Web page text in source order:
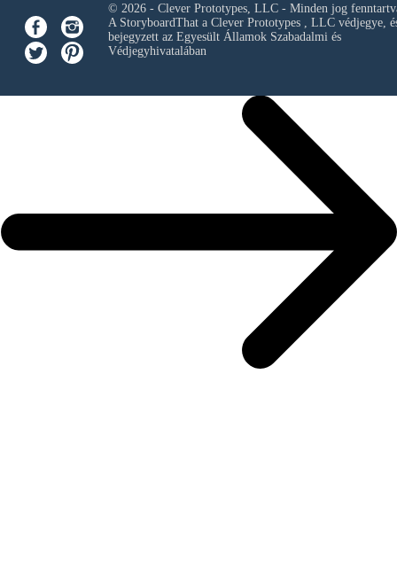
© 2026 - Clever Prototypes, LLC - Minden jog
A StoryboardThat a Clever Prototypes , LLCvédjegye,
bejegyzett az Egyesült Államok Szabadalmi és
Védjegyhivatalában